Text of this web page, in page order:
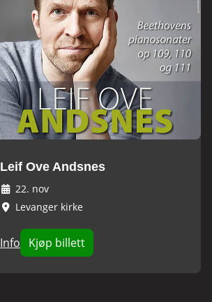
Leif Ove Andsnes
22. nov
Levanger kirke
Info Kjøp billett